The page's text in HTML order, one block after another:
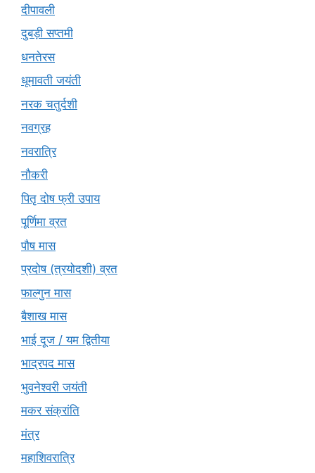
दीपावली
दुबड़ी सप्तमी
धनतेरस
धूमावती जयंती
नरक चतुर्दशी
नवग्रह
नवरात्रि
नौकरी
पितृ दोष फ्री उपाय
पूर्णिमा व्रत
पौष मास
प्रदोष (त्रयोदशी) व्रत
फाल्गुन मास
बैशाख मास
भाई दूज / यम द्वितीया
भाद्रपद मास
भुवनेश्वरी जयंती
मकर संक्रांति
मंत्र
महाशिवरात्रि